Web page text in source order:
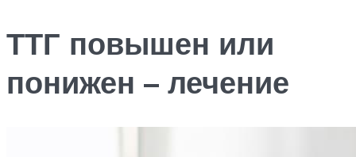
ТТГ повышен или
понижен – лечение